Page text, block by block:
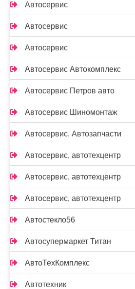
Автосервис
Автосервис
Автосервис
Автосервис Автокомплекс
Автосервис Петров авто
Автосервис Шиномонтаж
Автосервис, Автозапчасти
Автосервис, автотехцентр
Автосервис, автотехцентр
Автосервис, автотехцентр
Автостекло56
Автосупермаркет Титан
АвтоТехКомплекс
Автотехник